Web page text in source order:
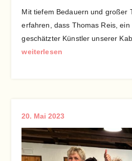
Mit tiefem Bedauern und großer
erfahren, dass Thomas Reis,
geschätzter Künstler unserer
weiterlesen
20. Mai 2023